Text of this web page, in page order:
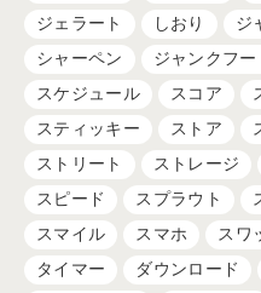
ジェラート
しおり ジ
シャーペン
ジャンクフー
スケジュール
スコア
スティッキー
ストア
ストリート
ストレージ
スピード
スプラウト
スマイル
スマホ スワ
タイマー
ダウンロード